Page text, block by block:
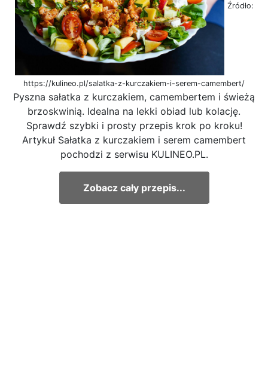
Źródło:
https://kulineo.pl/salatka-z-kurczakiem-i-serem-camembert/
Pyszna sałatka z kurczakiem, camembertem i świeżą
brzoskwinią. Idealna na lekki obiad lub kolację.
Sprawdź szybki i prosty przepis krok po kroku!
Artykuł Sałatka z kurczakiem i serem camembert
pochodzi z serwisu KULINEO.PL.
Zobacz cały przepis...